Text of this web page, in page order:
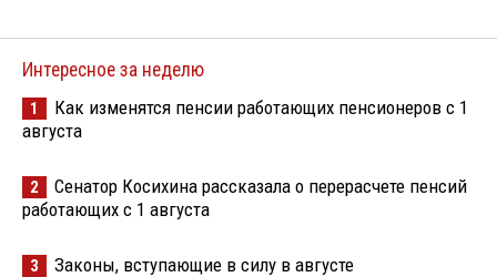
Интересное за неделю
1
Как изменятся пенсии работающих пенсионеров с 1
августа
2
Сенатор Косихина рассказала о перерасчете пенсий
работающих с 1 августа
3 Законы, вступающие в силу в августе